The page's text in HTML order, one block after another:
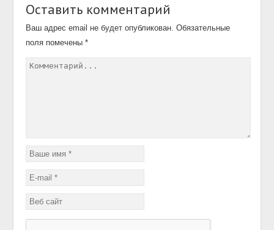
Оставить комментарий
Ваш адрес email не будет опубликован. Обязательные
поля помечены*